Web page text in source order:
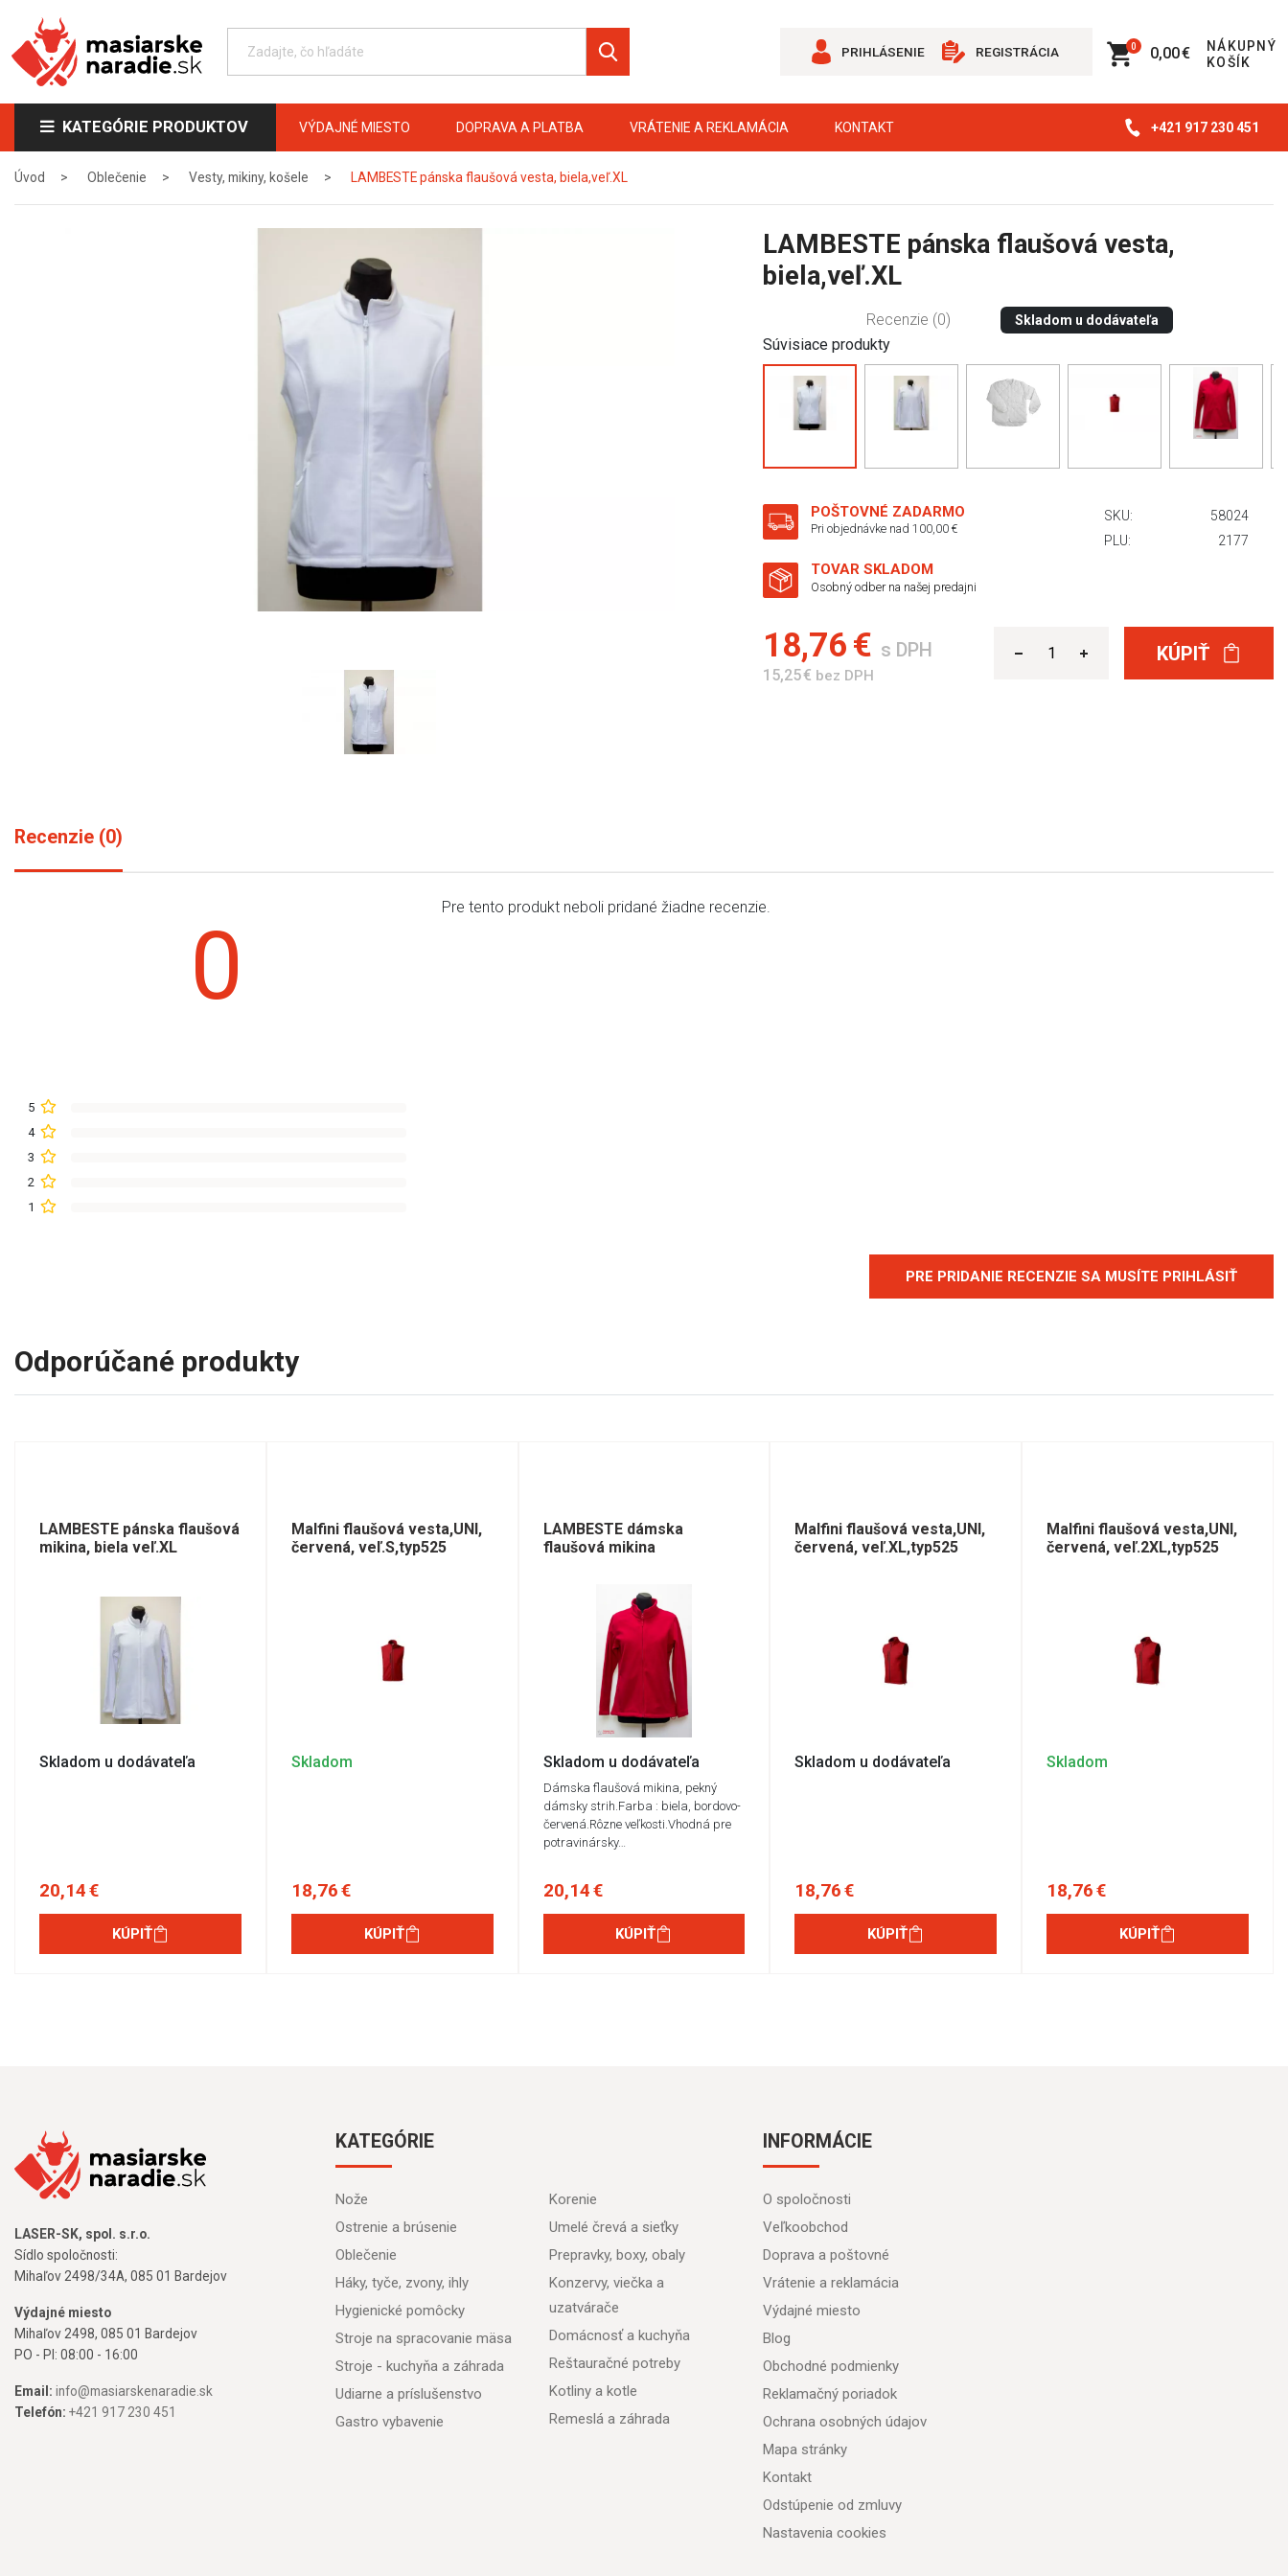
PRIHLÁSENIE REGISTRÁCIA 0,00 €
NÁKUPNÝ
KOŠÍK
0
KATEGÓRIE PRODUKTOV VÝDAJNÉ MIESTO DOPRAVA A PLATBA VRÁTENIE A REKLAMÁCIA KONTAKT +421 917 230 451
Úvod Oblečenie Vesty, mikiny, košele LAMBESTE pánska flaušová vesta, biela,veľ.XL
LAMBESTE pánska flaušová vesta,
biela,veľ.XL
Recenzie (0) Skladom u dodávateľa
Súvisiace produkty
POŠTOVNÉ ZADARMO
Pri objednávke nad 100,00 €
TOVAR SKLADOM
Osobný odber na našej predajni
SKU:
58024
PLU:
2177
18,76 € s DPH
15,25 € bez DPH
KÚPIŤ
Recenzie (0)
0
5
4
3
2
1
Pre tento produkt neboli pridané žiadne recenzie.
PRE PRIDANIE RECENZIE SA MUSÍTE PRIHLÁSIŤ
Odporúčané produkty
LAMBESTE pánska flaušová
mikina, biela veľ.XL
Skladom u dodávateľa
20,14 €
KÚPIŤ
Malfini flaušová vesta,UNI,
červená, veľ.S,typ525
Skladom
18,76 €
KÚPIŤ
LAMBESTE dámska
flaušová mikina
Skladom u dodávateľa
Dámska flaušová mikina, pekný
dámsky strih.Farba : biela, bordovo-
červená.Rôzne veľkosti.Vhodná pre
potravinársky…
20,14 €
KÚPIŤ
Malfini flaušová vesta,UNI,
červená, veľ.XL,typ525
Skladom u dodávateľa
18,76 €
KÚPIŤ
Malfini flaušová vesta,UNI,
červená, veľ.2XL,typ525
Skladom
18,76 €
KÚPIŤ
LASER-SK, spol. s.r.o.
Sídlo spoločnosti:
Mihaľov 2498/34A, 085 01 Bardejov
Výdajné miesto
Mihaľov 2498, 085 01 Bardejov
PO - PI: 08:00 - 16:00
Email: info@masiarskenaradie.sk
Telefón: +421 917 230 451
KATEGÓRIE
Nože
Ostrenie a brúsenie
Oblečenie
Háky, tyče, zvony, ihly
Hygienické pomôcky
Stroje na spracovanie mäsa
Stroje - kuchyňa a záhrada
Udiarne a príslušenstvo
Gastro vybavenie
Korenie
Umelé črevá a sieťky
Prepravky, boxy, obaly
Konzervy, viečka a
uzatvárače
Domácnosť a kuchyňa
Reštauračné potreby
Kotliny a kotle
Remeslá a záhrada
INFORMÁCIE
O spoločnosti
Veľkoobchod
Doprava a poštovné
Vrátenie a reklamácia
Výdajné miesto
Blog
Obchodné podmienky
Reklamačný poriadok
Ochrana osobných údajov
Mapa stránky
Kontakt
Odstúpenie od zmluvy
Nastavenia cookies